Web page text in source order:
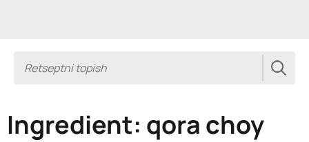
Ingredient: qora choy